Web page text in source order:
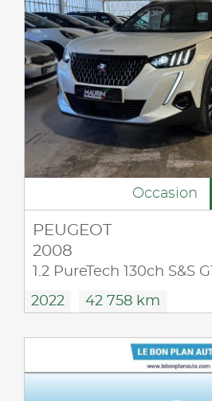
Occasion
PEUGEOT
2008
1.2 PureTech 130ch S&S GT
2022 42 758 km